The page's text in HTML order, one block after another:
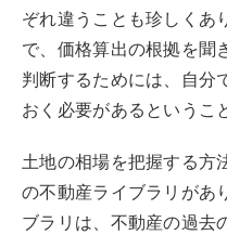
ぞれ違うことも珍しくあ
で、価格算出の根拠を聞
判断するためには、自分
おく必要があるというこ
土地の相場を把握する方
の不動産ライブラリがあ
ブラリは、不動産の過去